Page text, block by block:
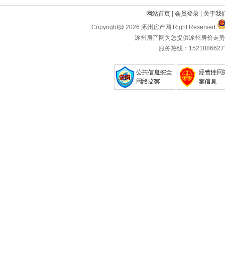
网站首页 会员登录
关于我
Copyright@ 2026 涿州房产网 Right Reserved
涿州房产网为您提供涿州房价走
服务热线：